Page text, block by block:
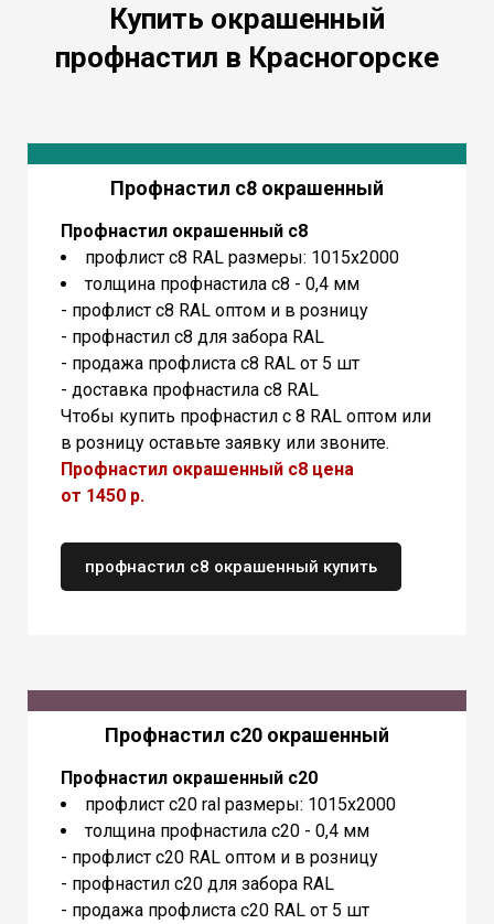
Купить окрашенный
профнастил в Красногорске
Профнастил с8 окрашенный
Профнастил окрашенный с8
профлист с8 RAL размеры: 1015х2000
толщина профнастила с8 - 0,4 мм
- профлист с8 RAL оптом и в розницу
- профнастил с8 для забора RAL
- продажа профлиста с8 RAL от 5 шт
- доставка профнастила с8 RAL
Чтобы купить профнастил с 8 RAL оптом или
в розницу оставьте заявку или звоните.
Профнастил окрашенный с8 цена
от 1450 р.
профнастил с8 окрашенный купить
Профнастил с20 окрашенный
Профнастил окрашенный с20
профлист с20 ral размеры: 1015х2000
толщина профнастила с20 - 0,4 мм
- профлист с20 RAL оптом и в розницу
- профнастил с20 для забора RAL
- продажа профлиста с20 RAL от 5 шт